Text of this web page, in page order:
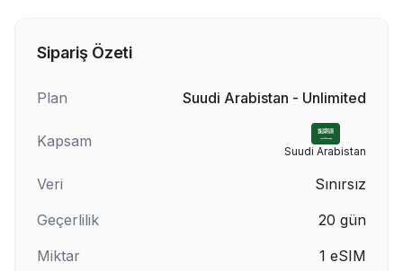
Sipariş Özeti
Plan Suudi Arabistan - Unlimited
Kapsam
Suudi Arabistan
Veri
Sınırsız
Geçerlilik
20 gün
Miktar
1 eSIM